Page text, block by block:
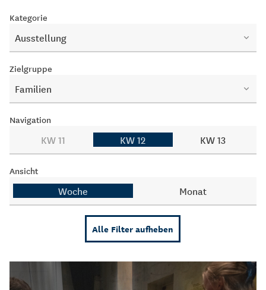
Kategorie
Ausstellung
Zielgruppe
Familien
Navigation
KW 11 KW 12 KW 13
Ansicht
Woche Monat
Alle Filter aufheben